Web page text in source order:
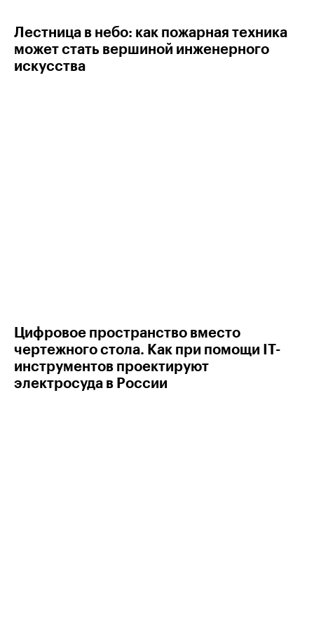
Лестница в небо: как пожарная техника
может стать вершиной инженерного
искусства
Цифровое пространство вместо
чертежного стола. Как при помощи IT-
инструментов проектируют
электросуда в России